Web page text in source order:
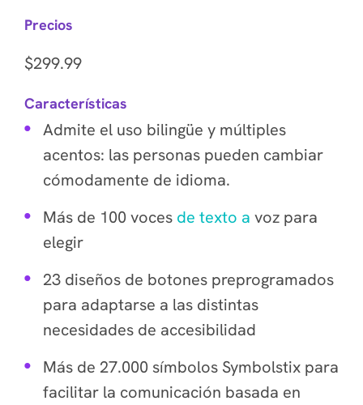
Precios
$299.99
Características
Admite el uso bilingüe y múltiples
acentos: las personas pueden cambiar
cómodamente de idioma.
Más de 100 voces de texto a voz para
elegir
23 diseños de botones preprogramados
para adaptarse a las distintas
necesidades de accesibilidad
Más de 27.000 símbolos Symbolstix para
facilitar la comunicación basada en